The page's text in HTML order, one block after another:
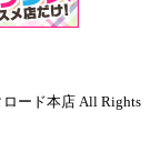
ード本店 All Rights